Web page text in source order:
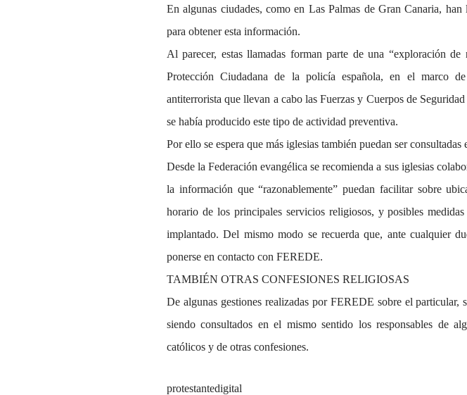
En algunas ciudades, como en Las Palmas de Gran Canaria, han
para obtener esta información.
Al parecer, estas llamadas forman parte de una “exploración
Protección Ciudadana de la policía española, en el marco
antiterrorista que llevan a cabo las Fuerzas y Cuerpos de
se había producido este tipo de actividad preventiva.
Por ello se espera que más iglesias también puedan ser
Desde la Federación evangélica se recomienda a sus iglesias
la información que “razonablemente” puedan facilitar sobre
horario de los principales servicios religiosos, y posibles
implantado. Del mismo modo se recuerda que, ante cualquier
ponerse en contacto con FEREDE.
TAMBIÉN OTRAS CONFESIONES RELIGIOSAS
De algunas gestiones realizadas por FEREDE sobre el particular,
siendo consultados en el mismo sentido los responsables de
católicos y de otras confesiones.
protestantedigital